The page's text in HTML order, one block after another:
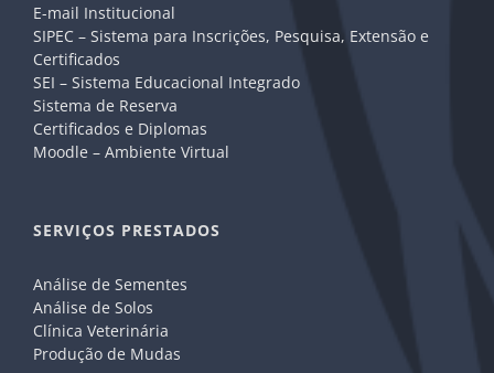
E-mail Institucional
SIPEC – Sistema para Inscrições, Pesquisa, Extensão e
Certificados
SEI – Sistema Educacional Integrado
Sistema de Reserva
Certificados e Diplomas
Moodle – Ambiente Virtual
SERVIÇOS PRESTADOS
Análise de Sementes
Análise de Solos
Clínica Veterinária
Produção de Mudas